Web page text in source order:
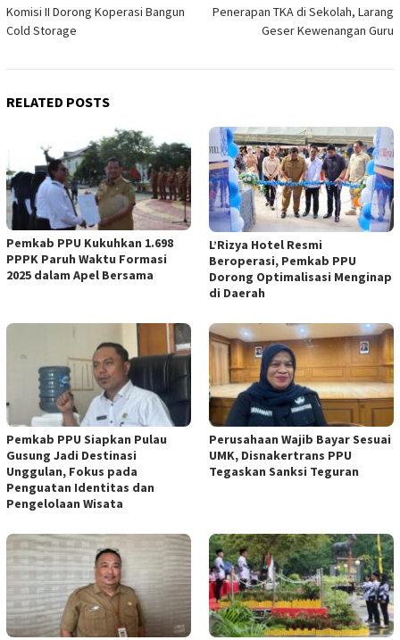
Komisi II Dorong Koperasi Bangun
Cold Storage
Penerapan TKA di Sekolah, Larang
Geser Kewenangan Guru
RELATED POSTS
Pemkab PPU Kukuhkan 1.698
PPPK Paruh Waktu Formasi
2025 dalam Apel Bersama
L’Rizya Hotel Resmi
Beroperasi, Pemkab PPU
Dorong Optimalisasi Menginap
di Daerah
Pemkab PPU Siapkan Pulau
Gusung Jadi Destinasi
Unggulan, Fokus pada
Penguatan Identitas dan
Pengelolaan Wisata
Perusahaan Wajib Bayar Sesuai
UMK, Disnakertrans PPU
Tegaskan Sanksi Teguran